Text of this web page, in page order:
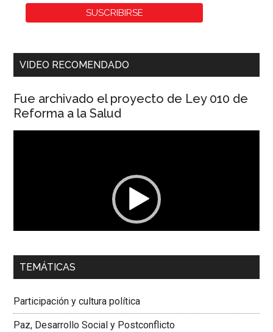
VIDEO RECOMENDADO
Fue archivado el proyecto de Ley 010 de
Reforma a la Salud
00:00 01:04
Dra. Carolina Corcho Mejía,Presidenta Corporación
Colombiana
TEMÁTICAS
Participación y cultura política
Paz, Desarrollo Social y Postconflicto